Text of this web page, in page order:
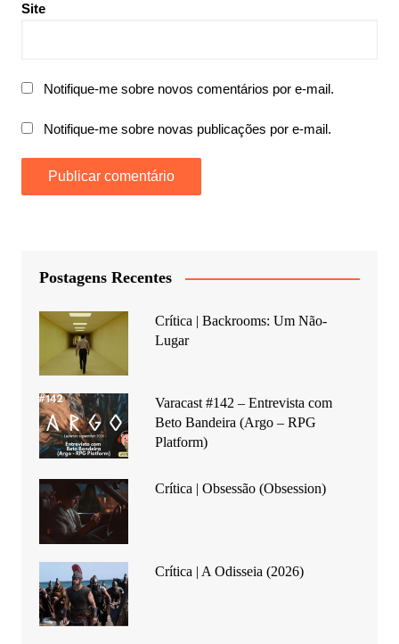
Site
Notifique-me sobre novos comentários por e-mail.
Notifique-me sobre novas publicações por e-mail.
Postagens Recentes
Crítica | Backrooms: Um Não-
Lugar
Varacast #142 – Entrevista com
Beto Bandeira (Argo – RPG
Platform)
Crítica | Obsessão (Obsession)
Crítica | A Odisseia (2026)